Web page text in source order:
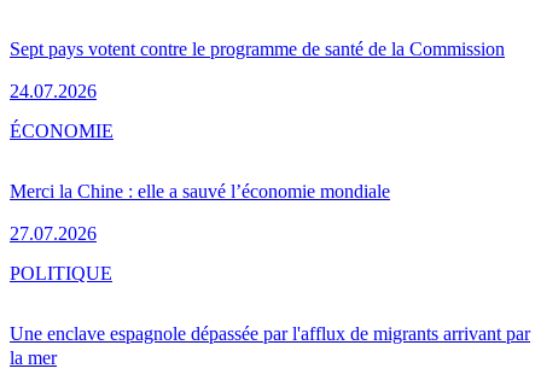
Sept pays votent contre le programme de santé de la Commission
24.07.2026
Merci la Chine : elle a sauvé l’économie mondiale
27.07.2026
ÉCONOMIE
Une enclave espagnole dépassée par l'afflux de migrants arrivant par
la mer
POLITIQUE